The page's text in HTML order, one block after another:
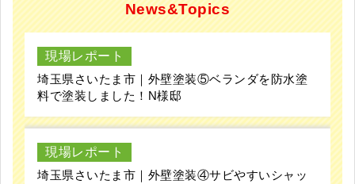
News&Topics
現場レポート
埼玉県さいたま市｜外壁塗装⑤ベランダを防水塗
料で塗装しました！N様邸
現場レポート
埼玉県さいたま市｜外壁塗装④サビやすいシャッ